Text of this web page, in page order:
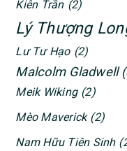
Kiên Trần (2)
Lý Thượng
Lư Tư Hạo (2)
Malcolm Gladwell
Meik Wiking (2)
Mèo Maverick (2)
Nam Hữu Tiên Sinh